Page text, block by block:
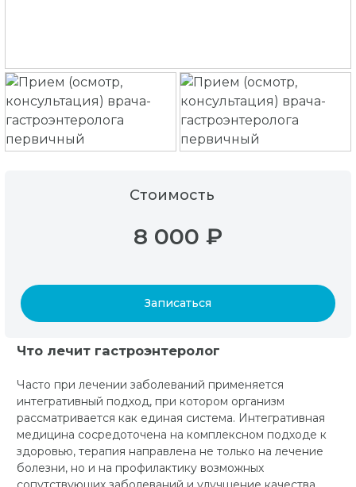
Стоимость
8 000 ₽
Записаться
Что лечит гастроэнтеролог
Часто при лечении заболеваний применяется
интегративный подход, при котором организм
рассматривается как единая система. Интегративная
медицина сосредоточена на комплексном подходе к
здоровью, терапия направлена не только на лечение
болезни, но и на профилактику возможных